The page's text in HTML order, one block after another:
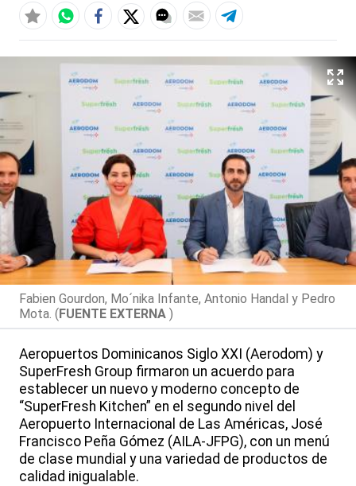
Fabien Gourdon, Mo´nika Infante, Antonio Handal y Pedro
Mota. (FUENTE EXTERNA )
Aeropuertos Dominicanos Siglo XXI (Aerodom) y
SuperFresh Group firmaron un acuerdo para
establecer un nuevo y moderno concepto de
“SuperFresh Kitchen” en el segundo nivel del
Aeropuerto Internacional de Las Américas, José
Francisco Peña Gómez (AILA-JFPG), con un menú
de clase mundial y una variedad de productos de
calidad inigualable.